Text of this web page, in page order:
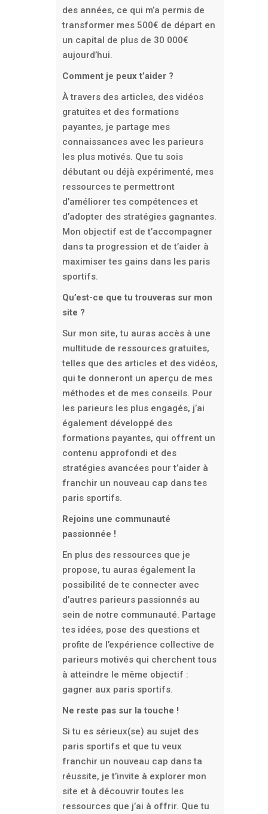
des années, ce qui m’a permis de
transformer mes 500€ de départ en
un capital de plus de 30 000€
aujourd’hui.
Comment je peux t’aider ?
À travers des articles, des vidéos
gratuites et des formations
payantes, je partage mes
connaissances avec les parieurs
les plus motivés. Que tu sois
débutant ou déjà expérimenté, mes
ressources te permettront
d’améliorer tes compétences et
d’adopter des stratégies gagnantes.
Mon objectif est de t’accompagner
dans ta progression et de t’aider à
maximiser tes gains dans les paris
sportifs.
Qu’est-ce que tu trouveras sur mon
site ?
Sur mon site, tu auras accès à une
multitude de ressources gratuites,
telles que des articles et des vidéos,
qui te donneront un aperçu de mes
méthodes et de mes conseils. Pour
les parieurs les plus engagés, j’ai
également développé des
formations payantes, qui offrent un
contenu approfondi et des
stratégies avancées pour t’aider à
franchir un nouveau cap dans tes
paris sportifs.
Rejoins une communauté
passionnée !
En plus des ressources que je
propose, tu auras également la
possibilité de te connecter avec
d’autres parieurs passionnés au
sein de notre communauté. Partage
tes idées, pose des questions et
profite de l’expérience collective de
parieurs motivés qui cherchent tous
à atteindre le même objectif :
gagner aux paris sportifs.
Ne reste pas sur la touche !
Si tu es sérieux(se) au sujet des
paris sportifs et que tu veux
franchir un nouveau cap dans ta
réussite, je t’invite à explorer mon
site et à découvrir toutes les
ressources que j’ai à offrir. Que tu